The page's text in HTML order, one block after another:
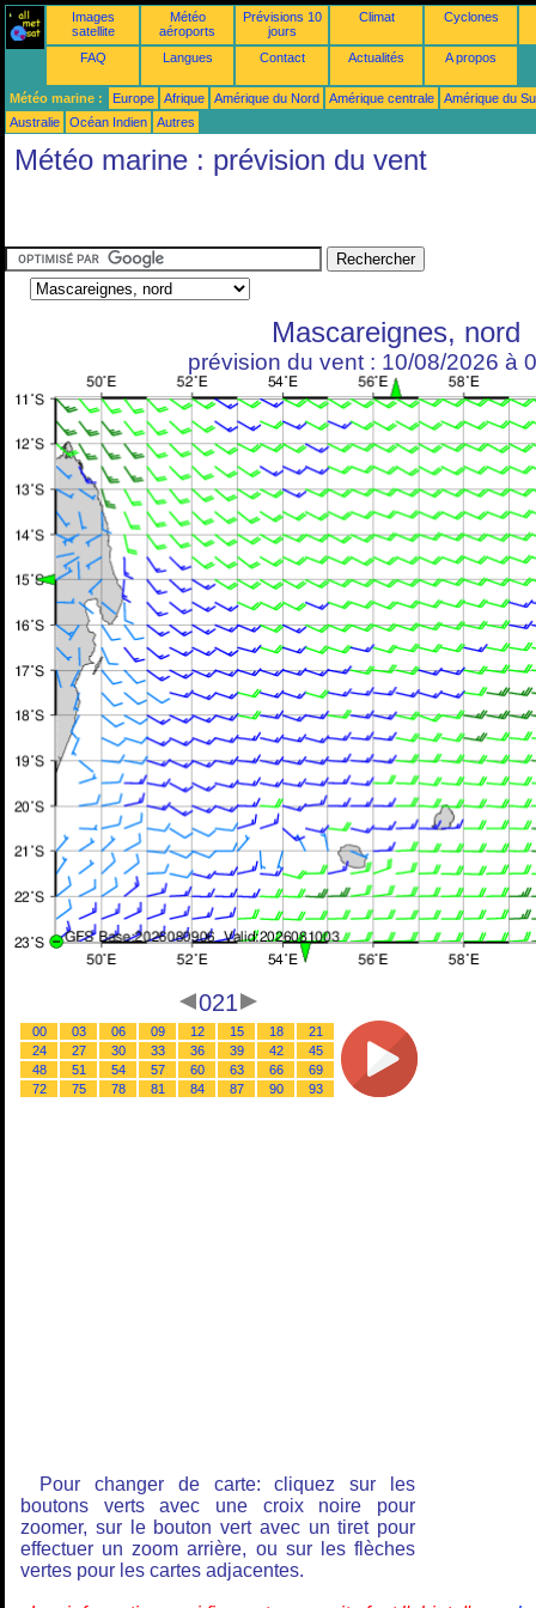
Images
satellite
Météo
aéroports
Prévisions 10
jours
Climat Cyclones
FAQ Langues Contact Actualités A propos
Météo marine : Europe Afrique Amérique du Nord Amérique centrale
Amérique du
Australie
Océan Indien Autres
Météo marine : prévision du vent
Mascareignes, nord
prévision du vent : 10/08/2026 à
021
00 03 06 09 12 15 18
21
24
27 30 33 36 39 42
45
48
51 54 57 60 63 66
69
72
75 78 81 84 87 90 93
Pour changer de carte: cliquez sur les
boutons verts avec une croix noire pour
zoomer, sur le bouton vert avec un tiret pour
effectuer un zoom arrière, ou sur les flèches
vertes pour les cartes adjacentes.